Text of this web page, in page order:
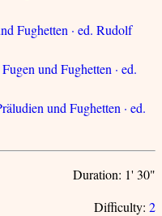
Fughetten · ed. Rudolf
und Fughetten · ed.
und Fughetten · ed.
Duration: 1' 30"
Difficulty: 2